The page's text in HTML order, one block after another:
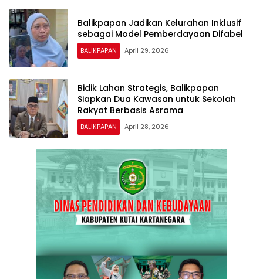
Balikpapan Jadikan Kelurahan Inklusif
sebagai Model Pemberdayaan Difabel
BALIKPAPAN April 29, 2026
Bidik Lahan Strategis, Balikpapan
Siapkan Dua Kawasan untuk Sekolah
Rakyat Berbasis Asrama
BALIKPAPAN April 28, 2026